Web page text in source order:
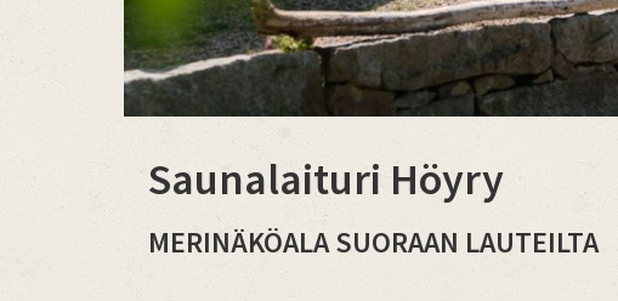
Saunalaituri Höyry
MERINÄKÖALA SUORAAN LAUTEILTA